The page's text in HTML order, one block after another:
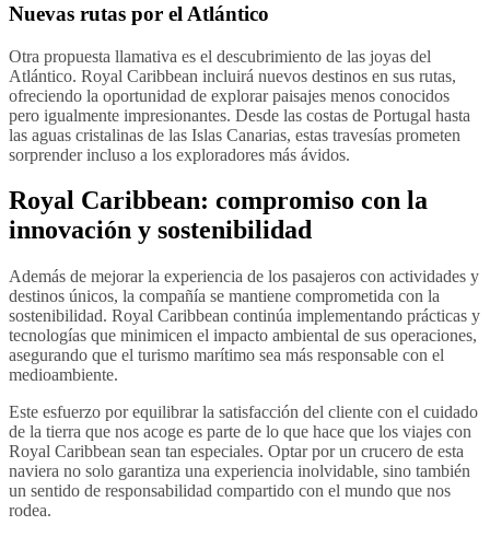
Nuevas rutas por el Atlántico
Otra propuesta llamativa es el descubrimiento de las joyas del
Atlántico. Royal Caribbean incluirá nuevos destinos en sus rutas,
ofreciendo la oportunidad de explorar paisajes menos conocidos
pero igualmente impresionantes. Desde las costas de Portugal hasta
las aguas cristalinas de las Islas Canarias, estas travesías prometen
sorprender incluso a los exploradores más ávidos.
Royal Caribbean: compromiso con la
innovación y sostenibilidad
Además de mejorar la experiencia de los pasajeros con actividades y
destinos únicos, la compañía se mantiene comprometida con la
sostenibilidad. Royal Caribbean continúa implementando prácticas y
tecnologías que minimicen el impacto ambiental de sus operaciones,
asegurando que el turismo marítimo sea más responsable con el
medioambiente.
Este esfuerzo por equilibrar la satisfacción del cliente con el cuidado
de la tierra que nos acoge es parte de lo que hace que los viajes con
Royal Caribbean sean tan especiales. Optar por un crucero de esta
naviera no solo garantiza una experiencia inolvidable, sino también
un sentido de responsabilidad compartido con el mundo que nos
rodea.